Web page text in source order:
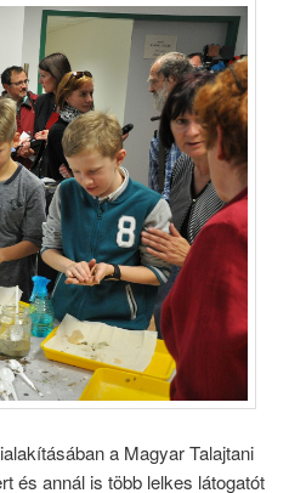
a Magyar Talajtani
és annál is több lelkes látogatót